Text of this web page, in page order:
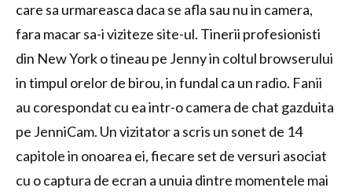
care sa urmareasca daca se afla sau nu in camera,
fara macar sa-i viziteze site-ul. Tinerii profesionisti
din New York o tineau pe Jenny in coltul browserului
in timpul orelor de birou, in fundal ca un radio. Fanii
au corespondat cu ea intr-o camera de chat gazduita
pe JenniCam. Un vizitator a scris un sonet de 14
capitole in onoarea ei, fiecare set de versuri asociat
cu o captura de ecran a unuia dintre momentele mai